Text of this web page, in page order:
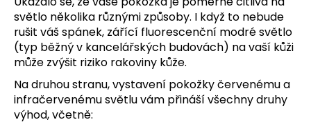
světlo několika různými způsoby. I když to nebude
rušit váš spánek, zářící fluorescenční modré světlo
(typ běžný v kancelářských budovách) na vaší kůži
může zvýšit riziko rakoviny kůže.
Na druhou stranu, vystavení pokožky červenému a
infračervenému světlu vám přináší všechny druhy
výhod, včetně: